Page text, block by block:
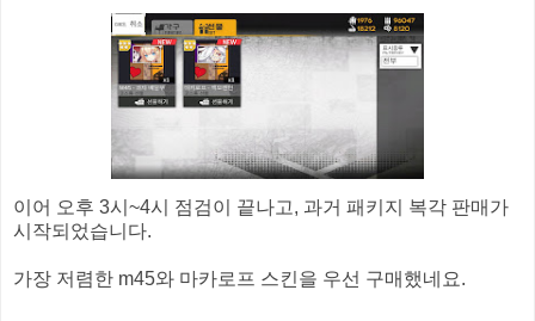
이어 오후 3시~4시 점검이 끝나고, 과거 패키지 복각 판매가
시작되었습니다.
가장 저렴한 m45와 마카로프 스킨을 우선 구매했네요.